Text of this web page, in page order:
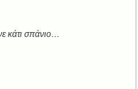
κάτι σπάνιο…